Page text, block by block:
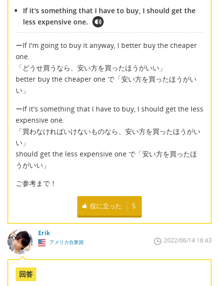
If it's something that I have to buy, I should get the
less expensive one.
ーIf I'm going to buy it anyway, I better buy the cheaper
one.
「どうせ買うなら、安い方を買ったほうがいい」
better buy the cheaper one で「安い方を買ったほうがい
い」
ーIf it's something that I have to buy, I should get the less
expensive one.
「買わなければいけないものなら、安い方を買ったほうがい
い」
should get the less expensive one で「安い方を買ったほ
うがいい」
ご参考まで！
役に立った 5
Erik
アメリカ合衆国 2022/06/14 16:43
回答